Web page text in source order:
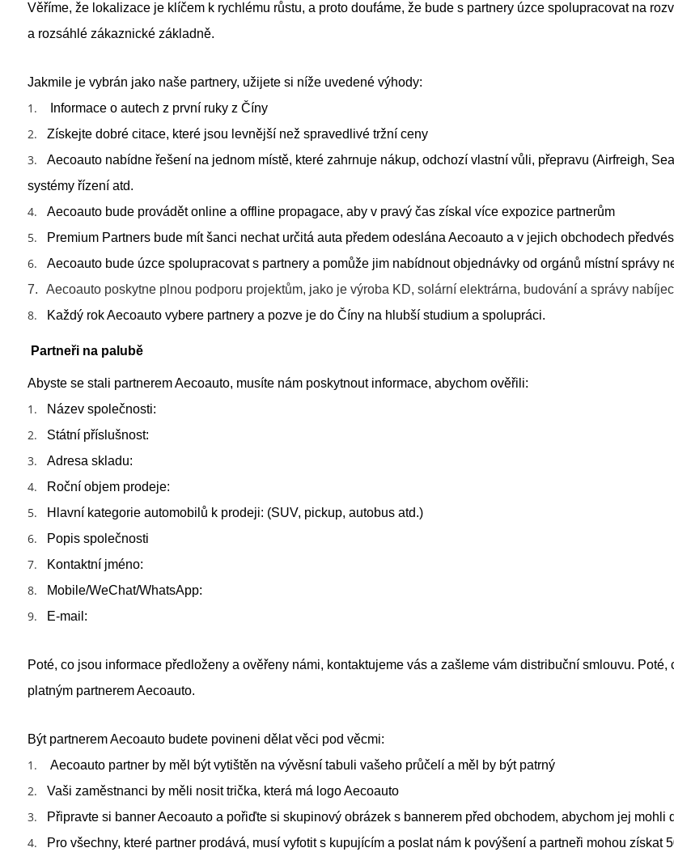
Věříme, že lokalizace je klíčem k rychlému růstu, a proto doufáme, že bude s partnery úzce spolupracovat na
a rozsáhlé zákaznické základně.
Jakmile je vybrán jako naše partnery, užijete si níže uvedené výhody:
1. Informace o autech z první ruky z Číny
2. Získejte dobré citace, které jsou levnější než spravedlivé tržní ceny
3.
Aecoauto nabídne řešení na jednom místě, které zahrnuje nákup, odchozí vlastní vůli, přepravu (Airfreigh,
systémy řízení atd.
4. Aecoauto bude provádět online a offline propagace, aby v pravý čas získal více expozice partnerům
5. Premium Partners bude mít šanci nechat určitá auta předem odeslána Aecoauto a v jejich obchodech
6.
Aecoauto bude úzce spolupracovat s partnery a pomůže jim nabídnout objednávky od orgánů místní správy
7.
Aecoauto poskytne plnou podporu projektům, jako je výroba KD, solární elektrárna, budování a správy
8. Každý rok Aecoauto vybere partnery a pozve je do Číny na hlubší studium a spolupráci.
Partneři na palubě
Abyste se stali partnerem Aecoauto, musíte nám poskytnout informace, abychom ověřili:
1. Název společnosti:
2. Státní příslušnost:
3. Adresa skladu:
4. Roční objem prodeje:
5. Hlavní kategorie automobilů k prodeji: (SUV, pickup, autobus atd.)
6. Popis společnosti
7. Kontaktní jméno:
8. Mobile/WeChat/WhatsApp:
9. E-mail:
Poté, co jsou informace předloženy a ověřeny námi, kontaktujeme vás a zašleme vám distribuční smlouvu.
platným partnerem Aecoauto.
Být partnerem Aecoauto budete povineni dělat věci pod věcmi:
1. Aecoauto partner by měl být vytištěn na vývěsní tabuli vašeho průčelí a měl by být patrný
2. Vaši zaměstnanci by měli nosit trička, která má logo Aecoauto
3. Připravte si banner Aecoauto a pořiďte si skupinový obrázek s bannerem před obchodem, abychom jej
4. Pro všechny, které partner prodává, musí vyfotit s kupujícím a poslat nám k povýšení a partneři mohou získat